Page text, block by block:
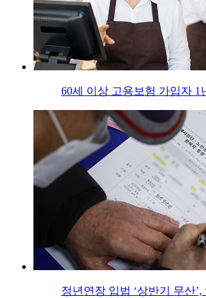
60세 이상 고용보험 가입자 1
정년연장 입법 ‘상반기 무산